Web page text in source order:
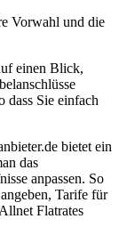
Vorwahl und die
einen Blick,
dass Sie einfach
bietet ein
das
anpassen. So
Tarife für
Flatrates